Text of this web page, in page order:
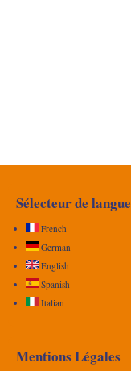
Sélecteur de langue
French
German
English
Spanish
Italian
Mentions Légales